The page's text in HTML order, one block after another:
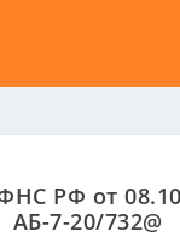
РФ от
АБ-7-20/732@